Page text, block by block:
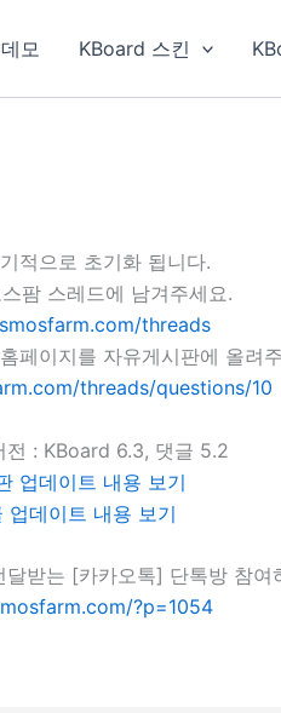
모 KBoard 스킨
적으로 초기화 됩니다.
팜 스레드에 남겨주세요.
threads
페이지를 자유게시판에 올려
threads/questions/10
전 : KBoard 6.3, 댓글 5.2
업데이트 내용 보기
업데이트 내용 보기
받는 [카카오톡] 단톡방 참여
?p=1054